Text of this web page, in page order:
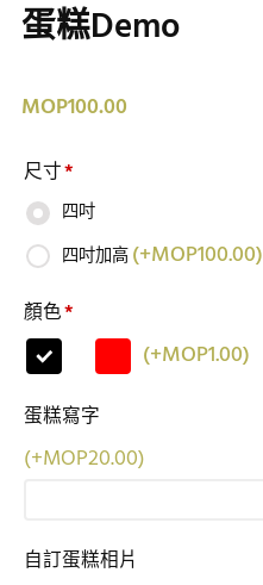
蛋糕Demo
MOP100.00
尺寸*
四吋
四吋加高(+MOP100.00)
顏色*
(+MOP1.00)
蛋糕寫字
(+MOP20.00)
自訂蛋糕相片